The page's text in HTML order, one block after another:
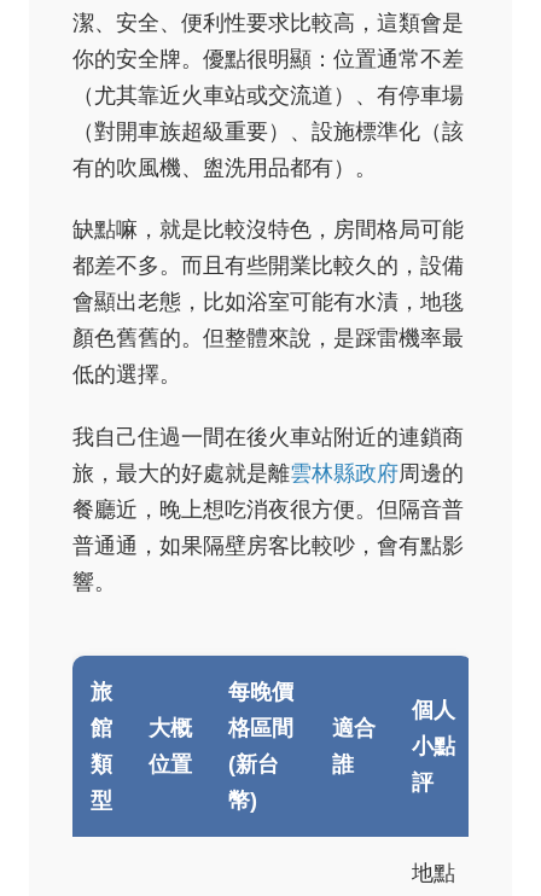
潔、安全、便利性要求比較高，這類會是
你的安全牌。優點很明顯：位置通常不差
（尤其靠近火車站或交流道）、有停車場
（對開車族超級重要）、設施標準化（該
有的吹風機、盥洗用品都有）。
缺點嘛，就是比較沒特色，房間格局可能
都差不多。而且有些開業比較久的，設備
會顯出老態，比如浴室可能有水漬，地毯
顏色舊舊的。但整體來說，是踩雷機率最
低的選擇。
我自己住過一間在後火車站附近的連鎖商
旅，最大的好處就是離雲林縣政府周邊的
餐廳近，晚上想吃消夜很方便。但隔音普
普通通，如果隔壁房客比較吵，會有點影
響。
旅
館
類
型
大概
位置
每晚價
格區間
(新台
幣)
適合
誰
個人
小點
評
地點